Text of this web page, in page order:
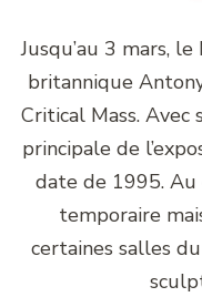
Jusqu’au 3 mars,
britannique
Critical Mass. Avec
principale de
date de 1995. Au
temporaire
certaines salles